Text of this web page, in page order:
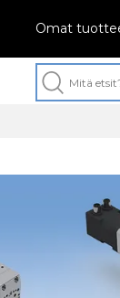
Omat